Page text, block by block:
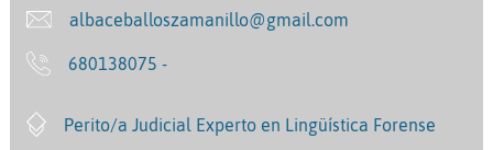
albaceballoszamanillo@gmail.com
680138075 -
Perito/a Judicial Experto en Lingüística Forense